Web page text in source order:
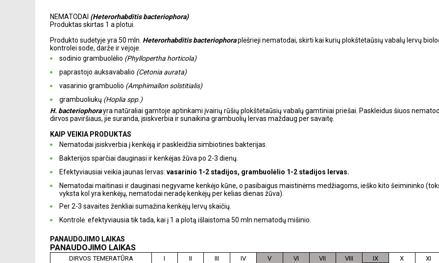
NEMATODAI (Heterorhabditis bacteriophora)
Produktas skirtas 1 a plotui.
Produkto sudėtyje yra 50 mln. Heterorhabditis bacteriophoraplėšrieji nematodai, skirti kai kurių plokštėtaūsių vabalų lervų
kontrolei sode, darže ir vejoje.
sodinio grambuolėlio (Phyllopertha horticola)
paprastojo auksavabalio (Cetonia aurata)
vasarinio grambuolio (Amphimallon solstitialis)
grambuoliukų (Hoplia spp.)
H. bacteriophorayra natūraliai gamtoje aptinkami įvairių rūšių plokštėtaūsių vabalų gamtiniai priešai. Paskleidus šiuos
dirvos paviršiaus, jie suranda, įsiskverbia ir sunaikina grambuolių lervas maždaug per savaitę.
KAIP VEIKIA PRODUKTAS
Nematodai įsiskverbia į kenkėją ir paskleidžia simbiotines bakterijas.
Bakterijos sparčiai dauginasi ir kenkėjas žūva po 2-3 dienų.
Efektyviausiai veikia jaunas lervas: vasarinio 1-2 stadijos, grambuolėlio 1-2 stadijos lervas.
Nematodai maitinasi ir dauginasi negyvame kenkėjo kūne, o pasibaigus maistinėms medžiagoms, ieško kito šeimininko
vyksta kol yra kenkėjų, nematodai neradę kenkėjų per kelias dienas žūva).
Per 2-3 savaites ženkliai sumažina kenkėjų lervų skaičių.
Kontrolė efektyviausia tik tada, kai į 1 a plotą išlaistoma 50 mln nematodų mišinio.
PANAUDOJIMO LAIKAS
PANAUDOJIMO LAIKAS
DIRVOS TEMERATŪRA
I II III IV V VI VII VIII IX X XI